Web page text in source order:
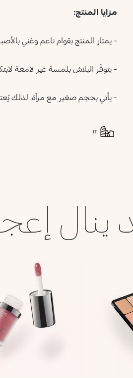
مزايا المنتج:
- يمتاز المنتج بقوام ناعم وغني
- يتوفّر البلاش بلمسة غير لامعة
- يأتي بحجم صغير مع مرآة، لذلك
IT
ينال